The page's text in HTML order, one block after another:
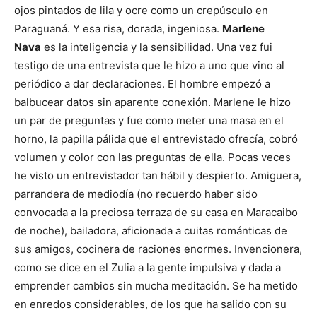
ojos pintados de lila y ocre como un crepúsculo en
Paraguaná. Y esa risa, dorada, ingeniosa. Marlene
Nava es la inteligencia y la sensibilidad. Una vez fui
testigo de una entrevista que le hizo a uno que vino al
periódico a dar declaraciones. El hombre empezó a
balbucear datos sin aparente conexión. Marlene le hizo
un par de preguntas y fue como meter una masa en el
horno, la papilla pálida que el entrevistado ofrecía, cobró
volumen y color con las preguntas de ella. Pocas veces
he visto un entrevistador tan hábil y despierto. Amiguera,
parrandera de mediodía (no recuerdo haber sido
convocada a la preciosa terraza de su casa en Maracaibo
de noche), bailadora, aficionada a cuitas románticas de
sus amigos, cocinera de raciones enormes. Invencionera,
como se dice en el Zulia a la gente impulsiva y dada a
emprender cambios sin mucha meditación. Se ha metido
en enredos considerables, de los que ha salido con su